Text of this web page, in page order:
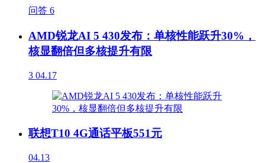
问答 6
AMD锐龙AI 5 430发布：单核性能跃升30%，
核显翻倍但多核提升有限
3 04.17
联想T10 4G通话平板551元
04.13